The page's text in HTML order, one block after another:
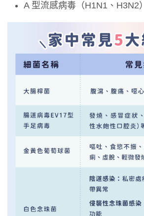
A 型流感病毒（H1N1、H3N2）